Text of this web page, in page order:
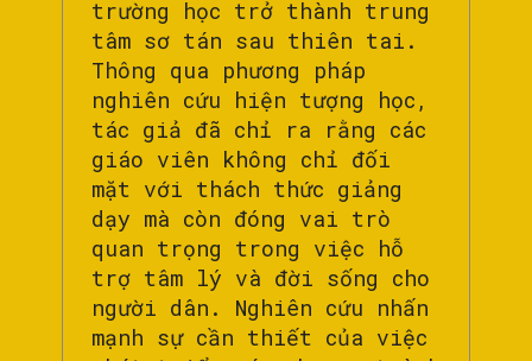
trường học trở thành trung
tâm sơ tán sau thiên tai.
Thông qua phương pháp
nghiên cứu hiện tượng học,
tác giả đã chỉ ra rằng các
giáo viên không chỉ đối
mặt với thách thức giảng
dạy mà còn đóng vai trò
quan trọng trong việc hỗ
trợ tâm lý và đời sống cho
người dân. Nghiên cứu nhấn
mạnh sự cần thiết của việc